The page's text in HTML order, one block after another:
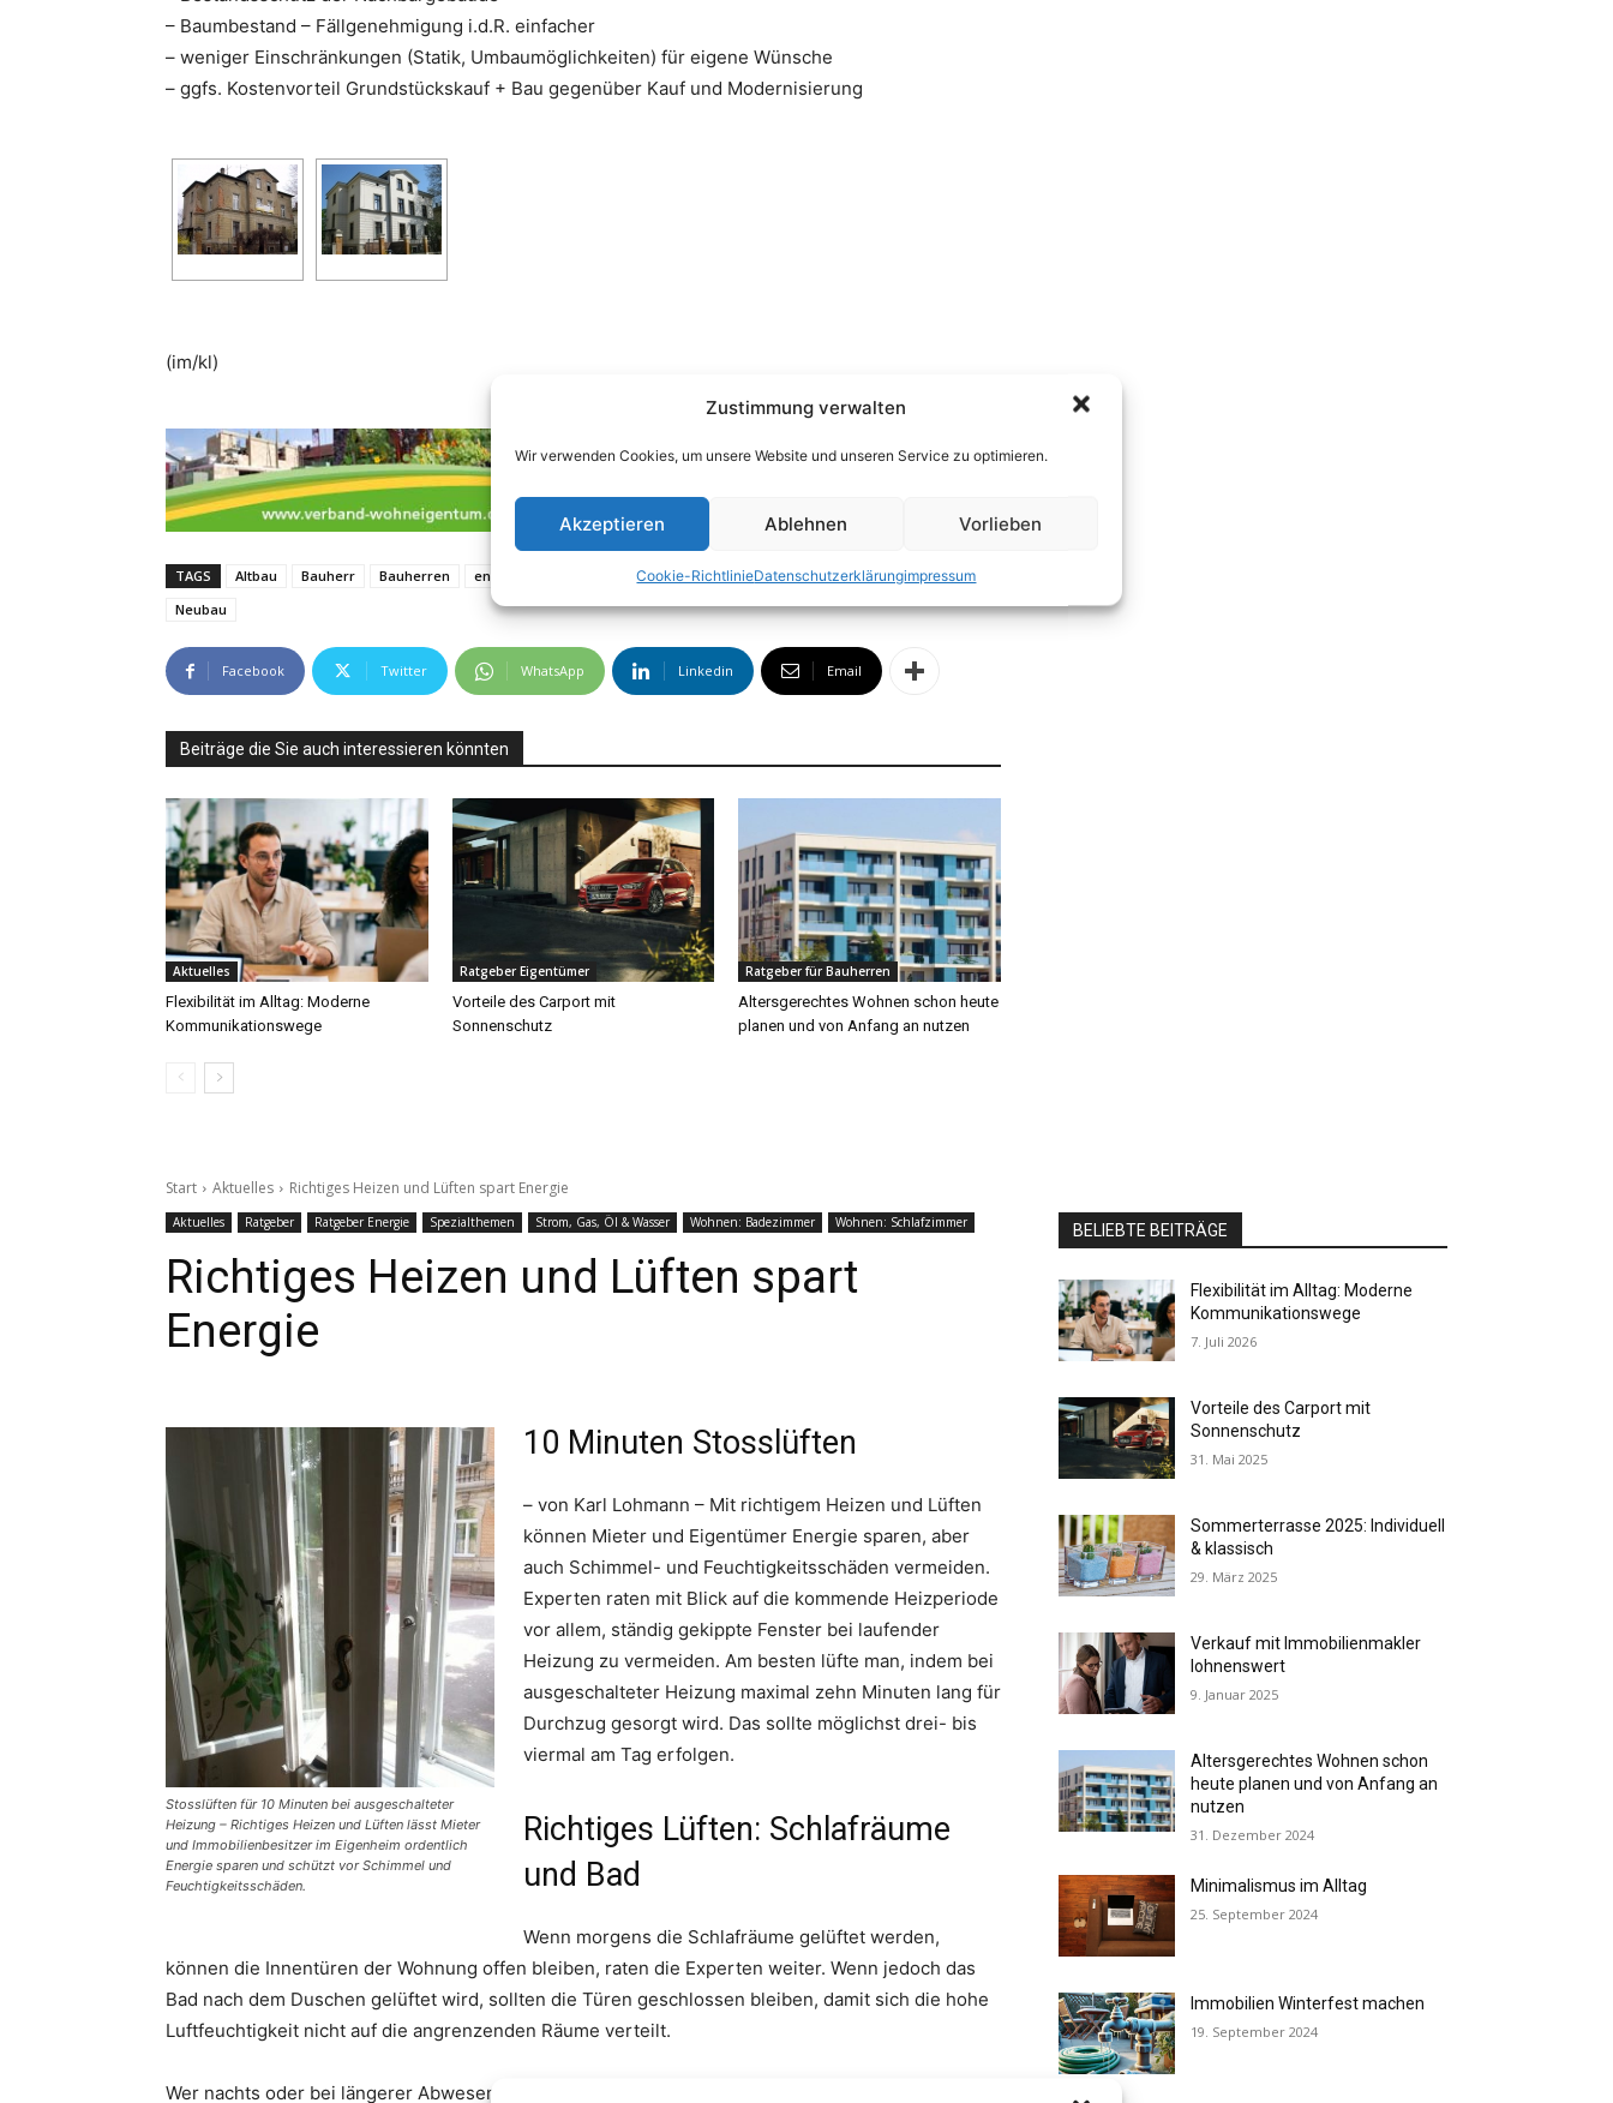
Zustimmung verwalten
Wir verwenden Cookies, um unsere Website und unseren Service zu optimieren.
Akzeptieren Ablehnen Vorlieben
Cookie-RichtlinieDatenschutzerklärungimpressum
– Baumbestand – Fällgenehmigung i.d.R. einfacher
– weniger Einschränkungen (Statik, Umbaumöglichkeiten) für eigene Wünsche
– ggfs. Kostenvorteil Grundstückskauf + Bau gegenüber Kauf und Modernisierung
(im/kl)
TAGS Altbau Bauherr Bauherren energieeffizientes Bauen energieeffizientes Sanieren
Energieeffizienz
Neubau
Facebook Twitter WhatsApp Linkedin Email
Beiträge die Sie auch interessieren könnten
Aktuelles
Flexibilität im Alltag: Moderne
Kommunikationswege
Ratgeber Eigentümer
Vorteile des Carport mit
Sonnenschutz
Ratgeber für Bauherren
Altersgerechtes Wohnen schon heute
planen und von Anfang an nutzen